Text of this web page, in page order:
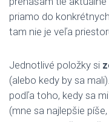
priamo do
tam nie je veľa
Jednotlivé položky si
(alebo kedy by sa
podľa toho, kedy sa
(mne sa najlepšie